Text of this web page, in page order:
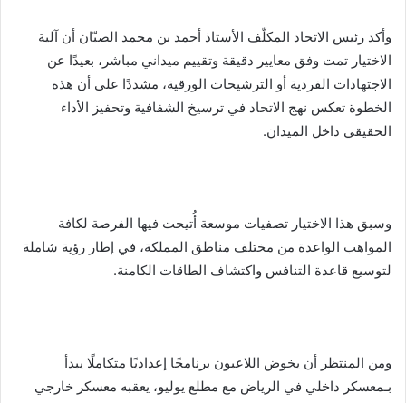
وأكد رئيس الاتحاد المكلّف الأستاذ أحمد بن محمد الصبّان أن آلية
الاختيار تمت وفق معايير دقيقة وتقييم ميداني مباشر، بعيدًا عن
الاجتهادات الفردية أو الترشيحات الورقية، مشددًا على أن هذه
الخطوة تعكس نهج الاتحاد في ترسيخ الشفافية وتحفيز الأداء
الحقيقي داخل الميدان.
وسبق هذا الاختيار تصفيات موسعة أُتيحت فيها الفرصة لكافة
المواهب الواعدة من مختلف مناطق المملكة، في إطار رؤية شاملة
لتوسيع قاعدة التنافس واكتشاف الطاقات الكامنة.
ومن المنتظر أن يخوض اللاعبون برنامجًا إعداديًا متكاملًا يبدأ
بـمعسكر داخلي في الرياض مع مطلع يوليو، يعقبه معسكر خارجي